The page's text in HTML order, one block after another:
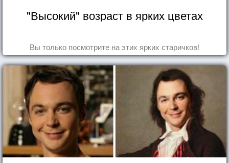
"Высокий" возраст в ярких цветах
Вы только посмотрите на этих ярких старичков!